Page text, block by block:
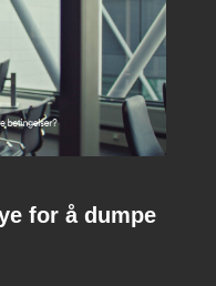
for å dumpe